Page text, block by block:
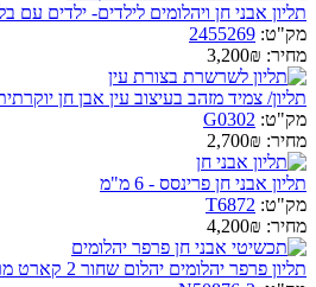
תליון אבני חן ויהלומים לילדים- ילדים עם
מק"ט: 2455269
מחיר: 3,200₪
תליון/ צמיד מזהב בעיצוב עין אבן חן
מק"ט: G0302
מחיר: 2,700₪
תליון אבני חן פרינסס - 6 מ"מ
מק"ט: T6872
מחיר: 4,200₪
תליון פרפר יהלומים יהלום שחור 2 קארט מרכזי